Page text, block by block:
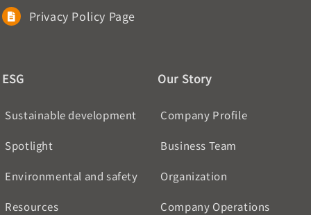
Privacy Policy Page
ESG
Sustainable development
Spotlight
Environmental and safety
Resources
Our Story
Company Profile
Business Team
Organization
Company Operations